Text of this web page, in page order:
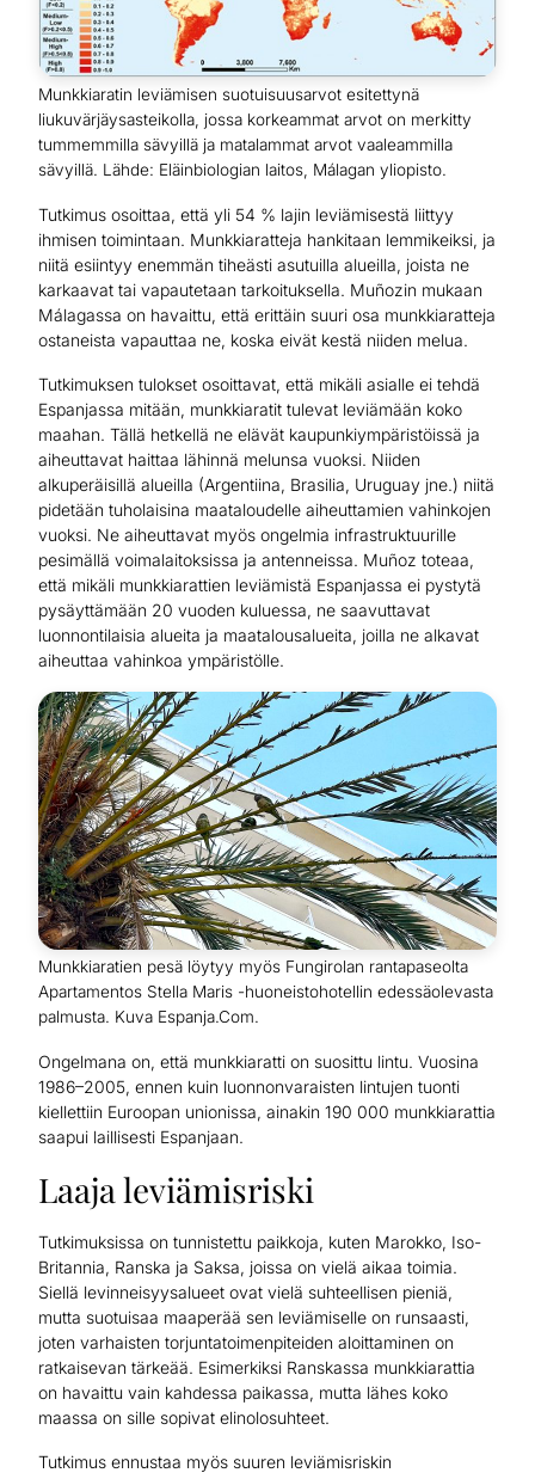
Munkkiaratin leviämisen suotuisuusarvot esitettynä
liukuvärjäysasteikolla, jossa korkeammat arvot on merkitty
tummemmilla sävyillä ja matalammat arvot vaaleammilla
sävyillä. Lähde: Eläinbiologian laitos, Málagan yliopisto.
Tutkimus osoittaa, että yli 54 % lajin leviämisestä liittyy
ihmisen toimintaan. Munkkiaratteja hankitaan lemmikeiksi, ja
niitä esiintyy enemmän tiheästi asutuilla alueilla, joista ne
karkaavat tai vapautetaan tarkoituksella. Muñozin mukaan
Málagassa on havaittu, että erittäin suuri osa munkkiaratteja
ostaneista vapauttaa ne, koska eivät kestä niiden melua.
Tutkimuksen tulokset osoittavat, että mikäli asialle ei tehdä
Espanjassa mitään, munkkiaratit tulevat leviämään koko
maahan. Tällä hetkellä ne elävät kaupunkiympäristöissä ja
aiheuttavat haittaa lähinnä melunsa vuoksi. Niiden
alkuperäisillä alueilla (Argentiina, Brasilia, Uruguay jne.) niitä
pidetään tuholaisina maataloudelle aiheuttamien vahinkojen
vuoksi. Ne aiheuttavat myös ongelmia infrastruktuurille
pesimällä voimalaitoksissa ja antenneissa. Muñoz toteaa,
että mikäli munkkiarattien leviämistä Espanjassa ei pystytä
pysäyttämään 20 vuoden kuluessa, ne saavuttavat
luonnontilaisia alueita ja maatalousalueita, joilla ne alkavat
aiheuttaa vahinkoa ympäristölle.
Munkkiaratien pesä löytyy myös Fungirolan rantapaseolta
Apartamentos Stella Maris -huoneistohotellin edessäolevasta
palmusta. Kuva Espanja.Com.
Ongelmana on, että munkkiaratti on suosittu lintu. Vuosina
1986–2005, ennen kuin luonnonvaraisten lintujen tuonti
kiellettiin Euroopan unionissa, ainakin 190 000 munkkiarattia
saapui laillisesti Espanjaan.
Laaja leviämisriski
Tutkimuksissa on tunnistettu paikkoja, kuten Marokko, Iso-
Britannia, Ranska ja Saksa, joissa on vielä aikaa toimia.
Siellä levinneisyysalueet ovat vielä suhteellisen pieniä,
mutta suotuisaa maaperää sen leviämiselle on runsaasti,
joten varhaisten torjuntatoimenpiteiden aloittaminen on
ratkaisevan tärkeää. Esimerkiksi Ranskassa munkkiarattia
on havaittu vain kahdessa paikassa, mutta lähes koko
maassa on sille sopivat elinolosuhteet.
Tutkimus ennustaa myös suuren leviämisriskin